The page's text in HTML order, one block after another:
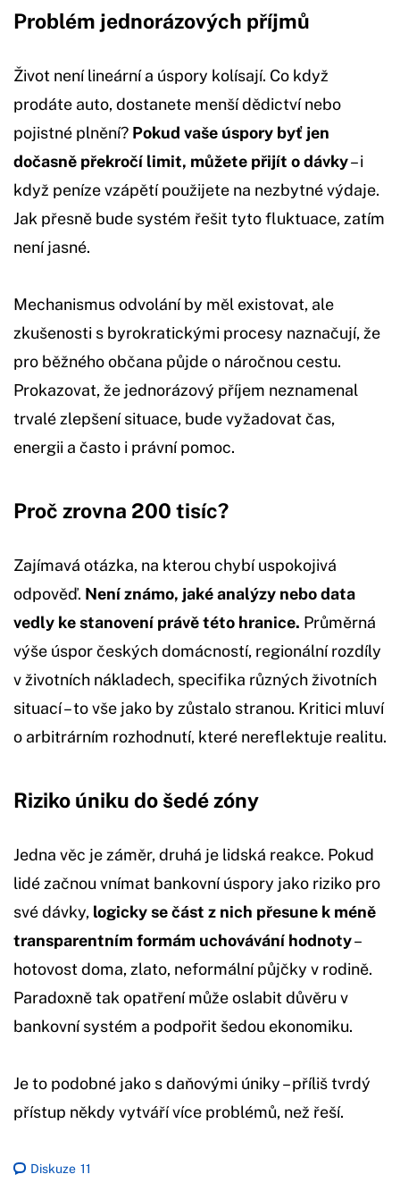
Problém jednorázových příjmů
Život není lineární a úspory kolísají. Co když
prodáte auto, dostanete menší dědictví nebo
pojistné plnění? Pokud vaše úspory byť jen
dočasně překročí limit, můžete přijít o dávky– i
když peníze vzápětí použijete na nezbytné výdaje.
Jak přesně bude systém řešit tyto fluktuace, zatím
není jasné.
Mechanismus odvolání by měl existovat, ale
zkušenosti s byrokratickými procesy naznačují, že
pro běžného občana půjde o náročnou cestu.
Prokazovat, že jednorázový příjem neznamenal
trvalé zlepšení situace, bude vyžadovat čas,
energii a často i právní pomoc.
Proč zrovna 200 tisíc?
Zajímavá otázka, na kterou chybí uspokojivá
odpověď. Není známo, jaké analýzy nebo data
vedly ke stanovení právě této hranice. Průměrná
výše úspor českých domácností, regionální rozdíly
v životních nákladech, specifika různých životních
situací – to vše jako by zůstalo stranou. Kritici mluví
o arbitrárním rozhodnutí, které nereflektuje realitu.
Riziko úniku do šedé zóny
Jedna věc je záměr, druhá je lidská reakce. Pokud
lidé začnou vnímat bankovní úspory jako riziko pro
své dávky, logicky se část z nich přesune k méně
transparentním formám uchovávání hodnoty–
hotovost doma, zlato, neformální půjčky v rodině.
Paradoxně tak opatření může oslabit důvěru v
bankovní systém a podpořit šedou ekonomiku.
Je to podobné jako s daňovými úniky – příliš tvrdý
přístup někdy vytváří více problémů, než řeší.
Diskuze 11